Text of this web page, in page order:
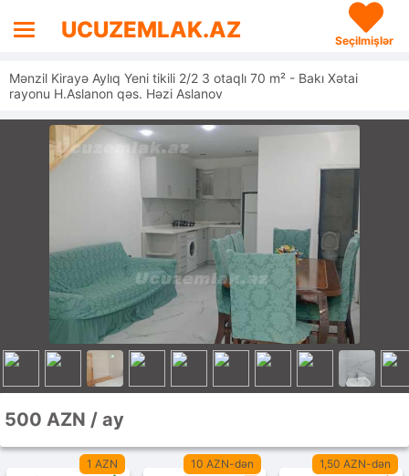
UCUZEMLAK.AZ Seçilmişlər
Mənzil Kirayə Aylıq Yeni tikili 2/2 3 otaqlı 70 m² - Bakı Xətai
rayonu H.Aslanon qəs. Həzi Aslanov
500 AZN / ay
1 AZN
10 AZN-dən
1,50 AZN-dən